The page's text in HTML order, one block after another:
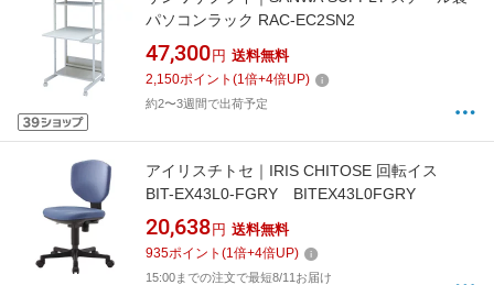
パソコンラック RAC-EC2SN2
47,300 円 送料無料
2,150ポイント (1倍+4倍UP)
約2〜3週間で出荷予定
アイリスチトセ｜IRIS CHITOSE 回転イス
BIT-EX43L0-FGRY BITEX43L0FGRY
20,638 円 送料無料
935ポイント (1倍+4倍UP)
15:00までの注文で最短8/11お届け